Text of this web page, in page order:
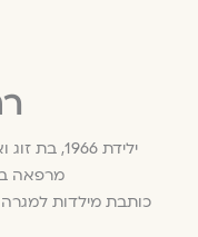
ילידת 1966, בת זוג ואם לשלושה, מתגוררת בזכרון יעקב.
מרפאה
כותבת מילדות